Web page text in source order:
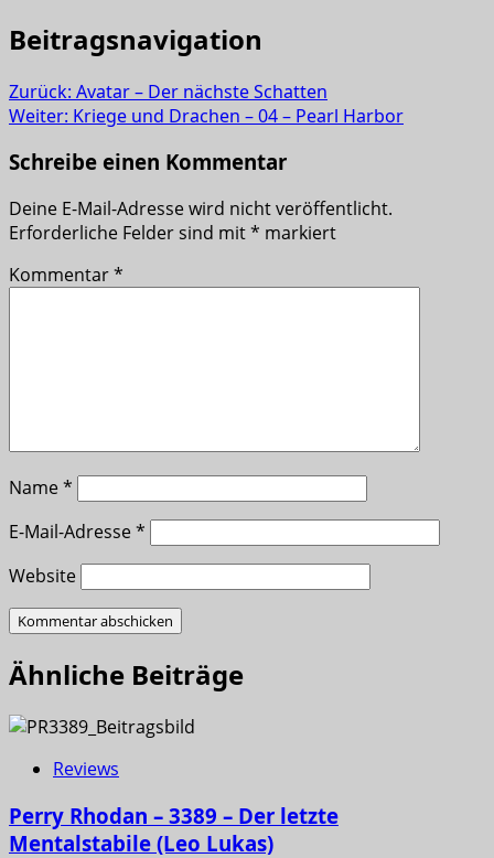
Beitragsnavigation
Zurück: Avatar – Der nächste Schatten
Weiter: Kriege und Drachen – 04 – Pearl Harbor
Schreibe einen Kommentar
Deine E-Mail-Adresse wird nicht veröffentlicht.
Erforderliche Felder sind mit* markiert
Kommentar*
Name*
E-Mail-Adresse*
Website
Ähnliche Beiträge
Reviews
Perry Rhodan – 3389 – Der letzte
Mentalstabile (Leo Lukas)